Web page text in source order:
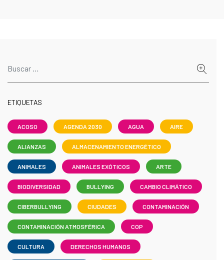
ETIQUETAS
ACOSO AGENDA 2030 AGUA AIRE
ALIANZAS ALMACENAMIENTO ENERGÉTICO
ANIMALES ANIMALES EXÓTICOS ARTE
BIODIVERSIDAD BULLYING CAMBIO CLIMÁTICO
CIBERBULLYING CIUDADES CONTAMINACIÓN
CONTAMINACIÓN ATMOSFÉRICA COP
CULTURA DERECHOS HUMANOS